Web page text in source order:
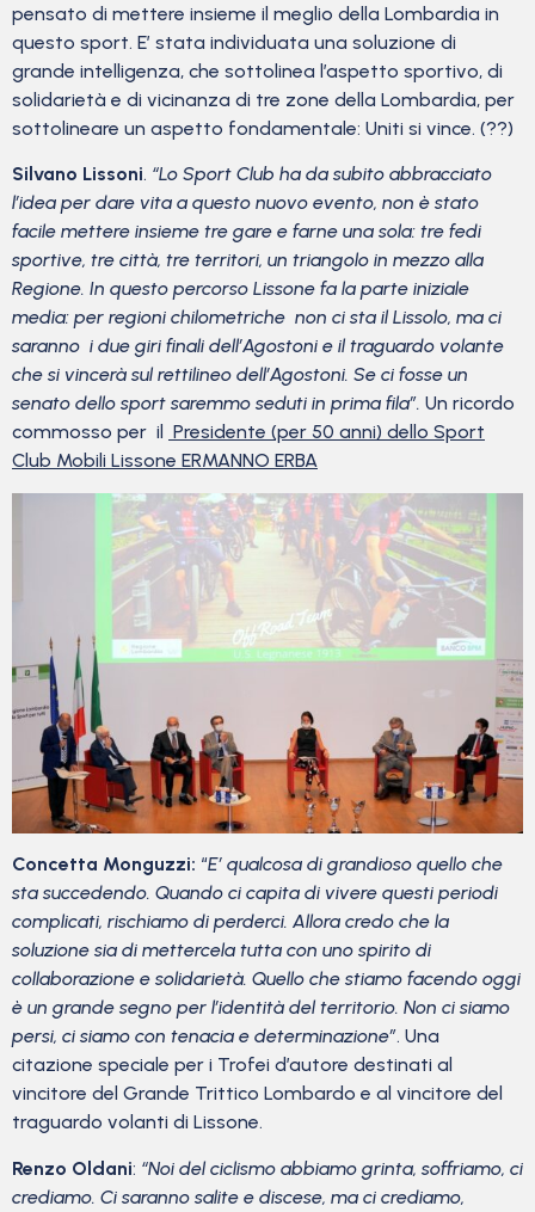
pensato di mettere insieme il meglio della Lombardia in
questo sport. E’ stata individuata una soluzione di
grande intelligenza, che sottolinea l’aspetto sportivo, di
solidarietà e di vicinanza di tre zone della Lombardia, per
sottolineare un aspetto fondamentale: Uniti si vince. (??)
Silvano Lissoni. “Lo Sport Club ha da subito abbracciato
l’idea per dare vita a questo nuovo evento, non è stato
facile mettere insieme tre gare e farne una sola: tre fedi
sportive, tre città, tre territori, un triangolo in mezzo alla
Regione. In questo percorso Lissone fa la parte iniziale
media: per regioni chilometriche non ci sta il Lissolo, ma ci
saranno i due giri finali dell’Agostoni e il traguardo volante
che si vincerà sul rettilineo dell’Agostoni. Se ci fosse un
senato dello sport saremmo seduti in prima fila”. Un ricordo
commosso per il
Presidente (per 50 anni) dello Sport
Club Mobili Lissone ERMANNO ERBA
Concetta Monguzzi: “E’ qualcosa di grandioso quello che
sta succedendo. Quando ci capita di vivere questi periodi
complicati, rischiamo di perderci. Allora credo che la
soluzione sia di mettercela tutta con uno spirito di
collaborazione e solidarietà. Quello che stiamo facendo oggi
è un grande segno per l’identità del territorio. Non ci siamo
persi, ci siamo con tenacia e determinazione”. Una
citazione speciale per i Trofei d’autore destinati al
vincitore del Grande Trittico Lombardo e al vincitore del
traguardo volanti di Lissone.
Renzo Oldani: “Noi del ciclismo abbiamo grinta, soffriamo, ci
crediamo. Ci saranno salite e discese, ma ci crediamo,